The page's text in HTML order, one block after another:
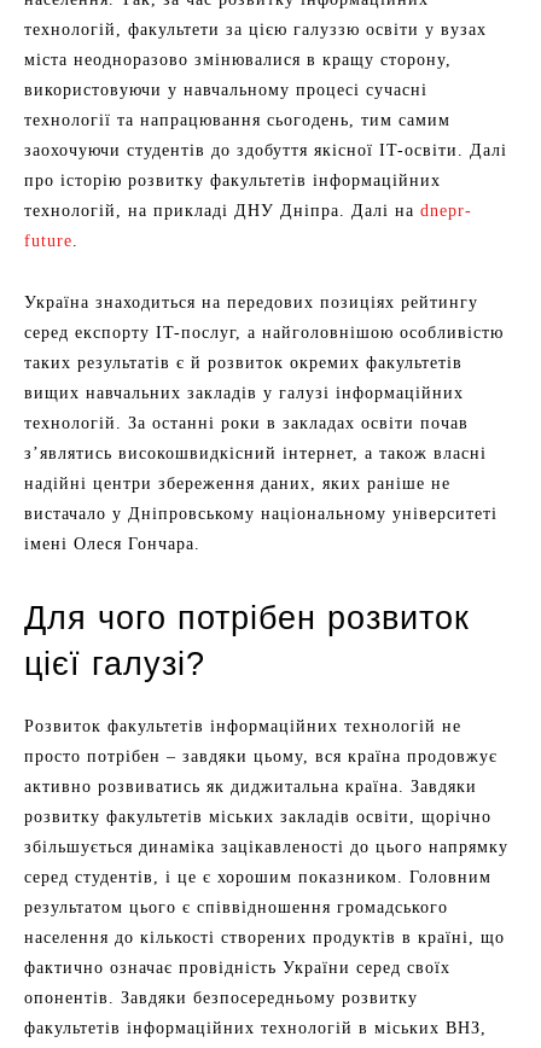
технологій, факультети за цією галуззю освіти у вузах
міста неодноразово змінювалися в кращу сторону,
використовуючи у навчальному процесі сучасні
технології та напрацювання сьогодень, тим самим
заохочуючи студентів до здобуття якісної IT-освіти. Далі
про історію розвитку факультетів інформаційних
технологій, на прикладі ДНУ Дніпра. Далі на dnepr-
future.
Україна знаходиться на передових позиціях рейтингу
серед експорту IT-послуг, а найголовнішою особливістю
таких результатів є й розвиток окремих факультетів
вищих навчальних закладів у галузі інформаційних
технологій. За останні роки в закладах освіти почав
з’являтись високошвидкісний інтернет, а також власні
надійні центри збереження даних, яких раніше не
вистачало у Дніпровському національному університеті
імені Олеся Гончара.
Для чого потрібен розвиток
цієї галузі?
Розвиток факультетів інформаційних технологій не
просто потрібен – завдяки цьому, вся країна продовжує
активно розвиватись як диджитальна країна. Завдяки
розвитку факультетів міських закладів освіти, щорічно
збільшується динаміка зацікавленості до цього напрямку
серед студентів, і це є хорошим показником. Головним
результатом цього є співвідношення громадського
населення до кількості створених продуктів в країні, що
фактично означає провідність України серед своїх
опонентів. Завдяки безпосередньому розвитку
факультетів інформаційних технологій в міських ВНЗ,